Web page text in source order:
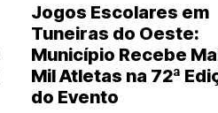
Jogos Escolares em
Tuneiras do Oeste:
Município Recebe
Mil Atletas na 72ª
do Evento